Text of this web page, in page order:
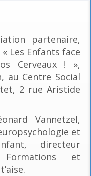
partenaire,
Les Enfants face
Cerveaux ! »,
au Centre Social
2 rue Aristide
Vannetzel,
et
directeur
Formations et